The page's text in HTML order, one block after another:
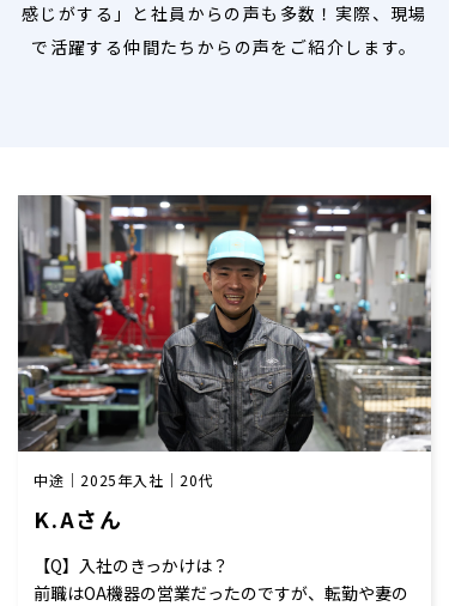
感じがする」と社員からの声も多数！実際、現場
で活躍する仲間たちからの声をご紹介します。
中途｜2025年入社｜20代
K.Aさん
【Q】入社のきっかけは？
前職はOA機器の営業だったのですが、転勤や妻の